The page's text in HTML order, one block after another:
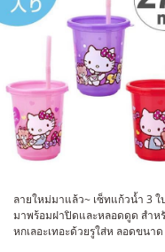
ลายใหม่มาแล้ว~ เซ็ทแก้วน้ำ 3
มาพร้อมฝาปิดและหลอดดูด สำห
หกเลอะเทอะด้วยรูใส่ห ลอดขน